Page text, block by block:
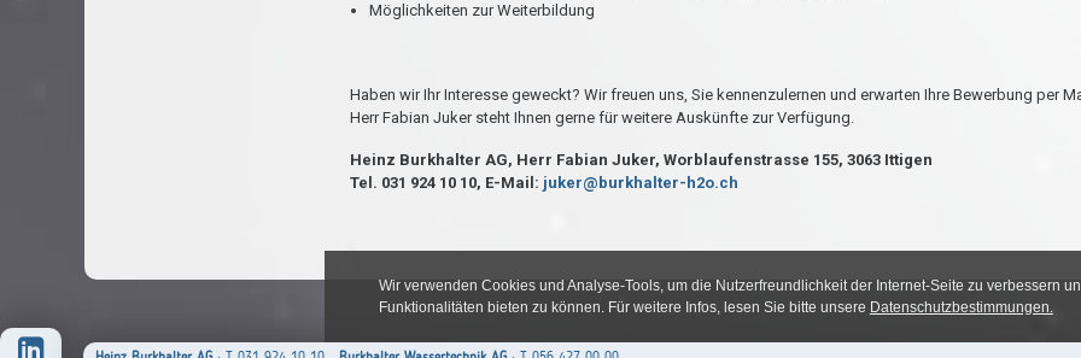
Möglichkeiten zur Weiterbildung
Haben wir Ihr Interesse geweckt? Wir freuen uns, Sie kennenzulernen und erwarten Ihre Bewerbung per
Herr Fabian Juker steht Ihnen gerne für weitere Auskünfte zur Verfügung.
Heinz Burkhalter AG, Herr Fabian Juker, Worblaufenstrasse 155, 3063 Ittigen
Tel. 031 924 10 10, E-Mail: juker@burkhalter-h2o.ch